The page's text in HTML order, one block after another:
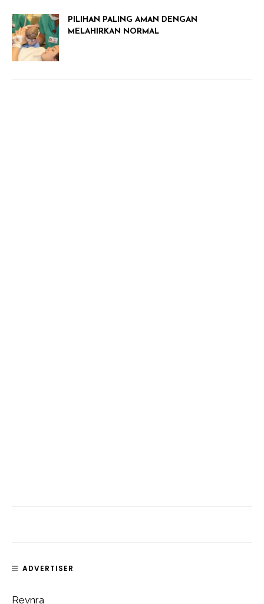
PILIHAN PALING AMAN DENGAN
MELAHIRKAN NORMAL
ADVERTISER
Revnra